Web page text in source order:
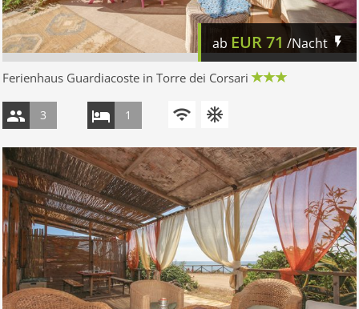
ab EUR71 /Nacht
Ferienhaus Guardiacoste in Torre dei Corsari
3 1